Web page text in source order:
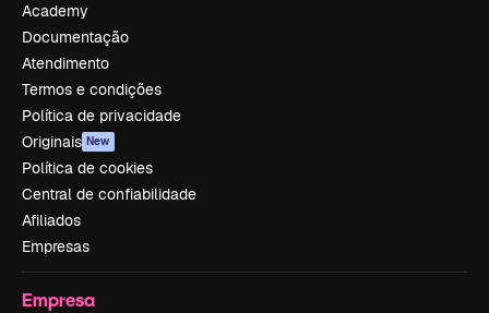
Academy
Documentação
Atendimento
Termos e condições
Política de privacidade
Originais New
Política de cookies
Central de confiabilidade
Afiliados
Empresas
Empresa